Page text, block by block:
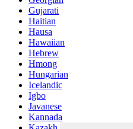
Gujarati
Haitian
Hausa
Hawaiian
Hebrew
Hmong
Hungarian
Icelandic
Igbo
Javanese
Kannada